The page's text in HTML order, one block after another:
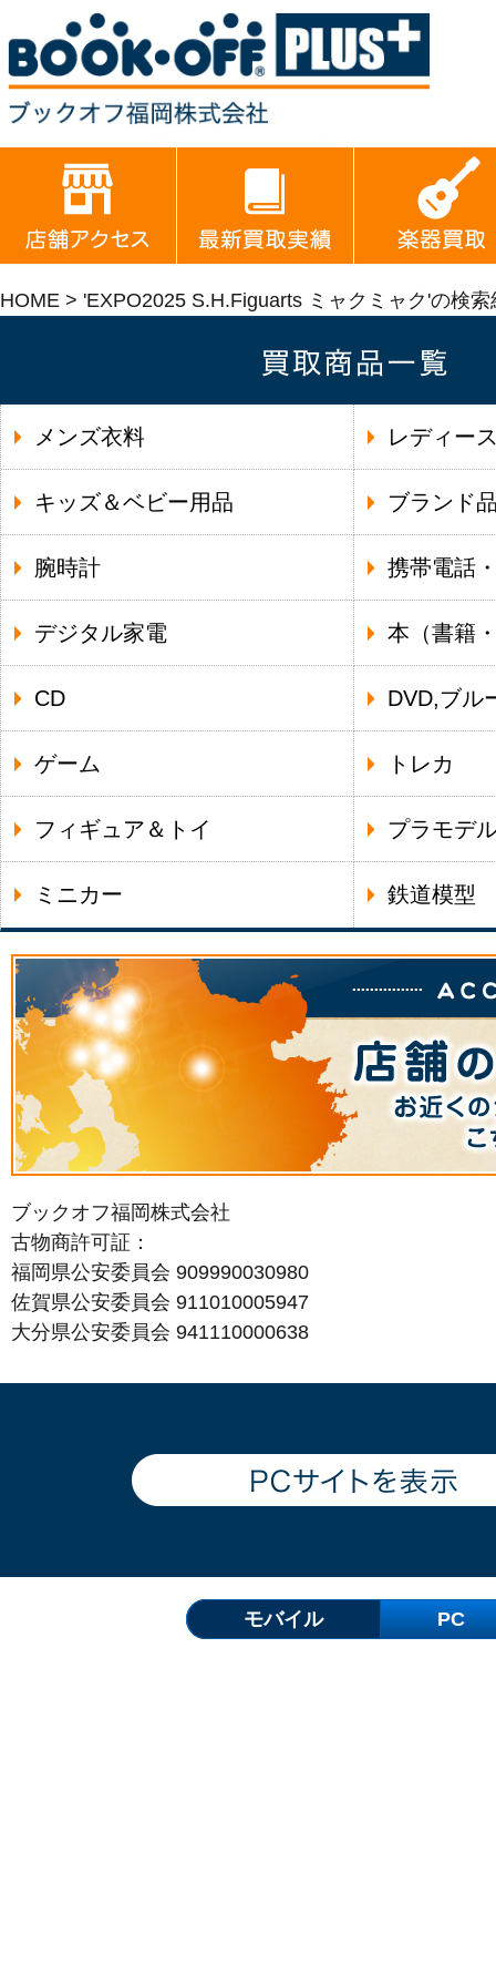
HOME > 'EXPO2025 S.H.Figuarts ミャクミャク'の検索
メンズ衣料 レディー
キッズ＆ベビー用品 ブランド
腕時計 携帯電話
デジタル家電 本（書籍
CD DVD,ブル
ゲーム トレカ
フィギュア＆トイ プラモデ
ミニカー 鉄道模型
ブックオフ福岡株式会社
古物商許可証：
福岡県公安委員会 909990030980
佐賀県公安委員会 911010005947
大分県公安委員会 941110000638
モバイル PC